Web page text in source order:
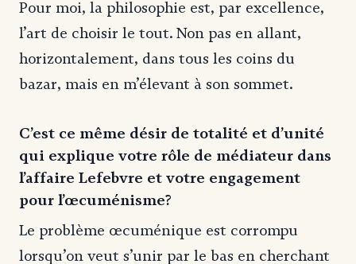
Pour moi, la philosophie est, par excellence,
l’art de choisir le tout. Non pas en allant,
horizontalement, dans tous les coins du
bazar, mais en m’élevant à son sommet.
C’est ce même désir de totalité et d’unité
qui explique votre rôle de médiateur dans
l’affaire Lefebvre et votre engagement
pour l’œcuménisme?
Le problème œcuménique est corrompu
lorsqu’on veut s’unir par le bas en cherchant